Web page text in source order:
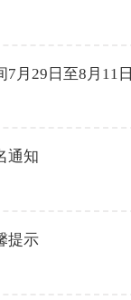
月29日至8月11日
通知
提示